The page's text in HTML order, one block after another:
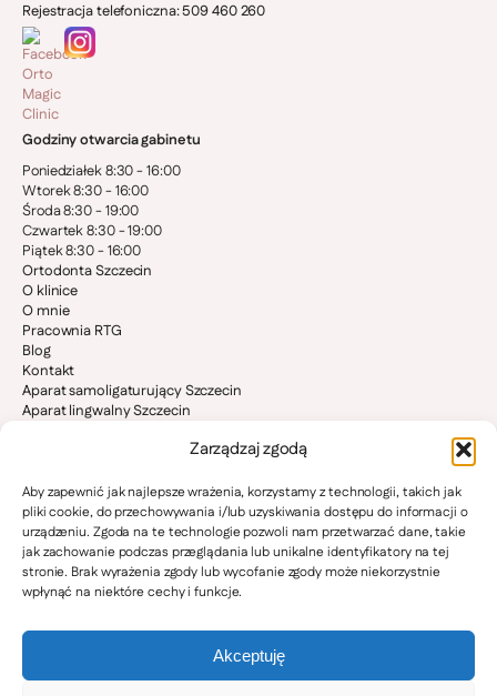
Zarządzaj zgodą
Aby zapewnić jak najlepsze wrażenia, korzystamy z technologii, takich jak
pliki cookie, do przechowywania i/lub uzyskiwania dostępu do informacji o
urządzeniu. Zgoda na te technologie pozwoli nam przetwarzać dane, takie
jak zachowanie podczas przeglądania lub unikalne identyfikatory na tej
stronie. Brak wyrażenia zgody lub wycofanie zgody może niekorzystnie
wpłynąć na niektóre cechy i funkcje.
Akceptuję
Rejestracja telefoniczna: 509 460 260
Godziny otwarcia gabinetu
Poniedziałek 8:30 - 16:00
Wtorek 8:30 - 16:00
Środa 8:30 - 19:00
Czwartek 8:30 - 19:00
Piątek 8:30 - 16:00
Ortodonta Szczecin
O klinice
O mnie
Pracownia RTG
Blog
Kontakt
Aparat samoligaturujący Szczecin
Aparat lingwalny Szczecin
Bruksizm i stawy skroniowo-żuchwowe
Ortodonta Stargard
Ortodonta Goleniów
Ortodonta Police
Ortodonta Pyrzyce
Ortodonta Gryfino
Ortodonta Kamień Pomorski